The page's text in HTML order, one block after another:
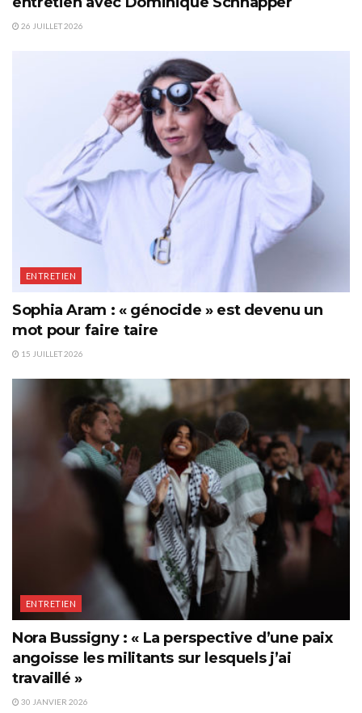
26 JUILLET 2026
ENTRETIEN
Sophia Aram : « génocide » est devenu un
mot pour faire taire
15 JUILLET 2026
ENTRETIEN
Nora Bussigny : « La perspective d’une paix
angoisse les militants sur lesquels j’ai
travaillé »
30 JANVIER 2026